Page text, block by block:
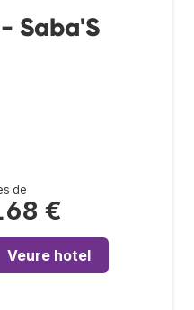
Saba'S
de
€
Veure hotel